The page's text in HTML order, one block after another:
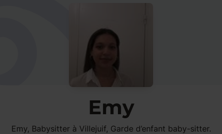
Emy
Emy, Babysitter à Villejuif, Garde d’enfant baby-sitter.